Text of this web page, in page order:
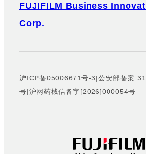
FUJIFILM Business
Corp.
沪ICP备05006671号-3|公安部备案
号|沪网药械信备字[2026]000054号